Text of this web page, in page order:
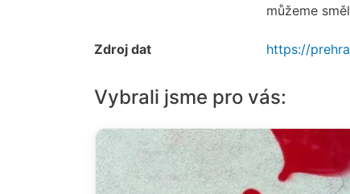
můžeme
Zdroj dat https://
Vybrali jsme pro vás: